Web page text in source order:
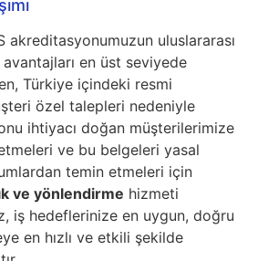
akreditasyonumuzun uluslararası
en üst seviyede
Türkiye içindeki resmi
özel talepleri nedeniyle
ihtiyacı doğan müşterilerimize
ve bu belgeleri yasal
temin etmeleri için
ve yönlendirme hizmeti
iş hedeflerinize en uygun, doğru
en hızlı ve etkili şekilde